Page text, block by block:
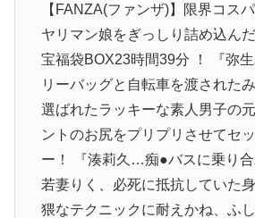
【FANZA(ファンザ)】限界コス
ヤリマン娘をぎっしり詰め込ん
宝福袋BOX23時間39分 ！ 『弥
リーバッグと自転車を渡された
選ばれたラッキーな素人男子の
ントのお尻をプリプリさせてセ
ー！ 『湊莉久…痴●バスに乗り
若妻りく、必死に抵抗していた
猥なテクニックに耐えかね、ふ